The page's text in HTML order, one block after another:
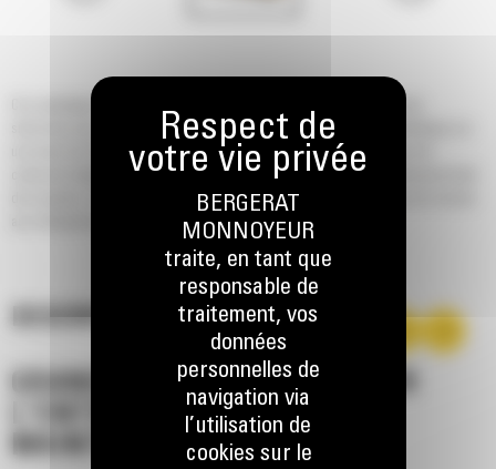
silencieux pour usage super intensif, conçus pour la sécurité et l'esthétique sur
une base de réservoir de carburant intégré ou une base de réservoir de
carburant intégré à double paroi disponible en option pour un confinement total
des liquides. Ces capotages sont extrêmement robustes et capables de résister
aux intempéries et à une exposition aux éléments.
DESCRIPTION
GRANDE ACCESSIBILITÉ POUR
L'ENTRETIEN ET LA
MAINTENANCE
BERGERAT
MONNOYEUR
traite, en tant que
responsable de
traitement, vos
données
personnelles de
navigation via
l’utilisation de
cookies sur le